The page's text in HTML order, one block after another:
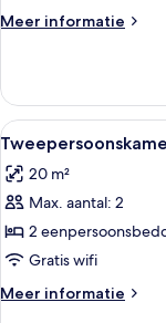
Meer informatie
Meer
suite
Alle
foto's
voor
terras,
uitzicht
op
zwembad
3
20 m²
Max. aantal: 2
2
Gratis wifi
Meer informatie
Meer